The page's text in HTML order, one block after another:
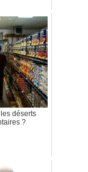
déserts
?